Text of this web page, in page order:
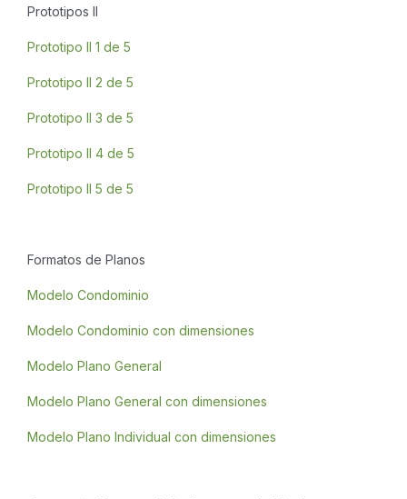
Prototipos II
Prototipo II 1 de 5
Prototipo II 2 de 5
Prototipo II 3 de 5
Prototipo II 4 de 5
Prototipo II 5 de 5
Formatos de Planos
Modelo Condominio
Modelo Condominio con dimensiones
Modelo Plano General
Modelo Plano General con dimensiones
Modelo Plano Individual con dimensiones